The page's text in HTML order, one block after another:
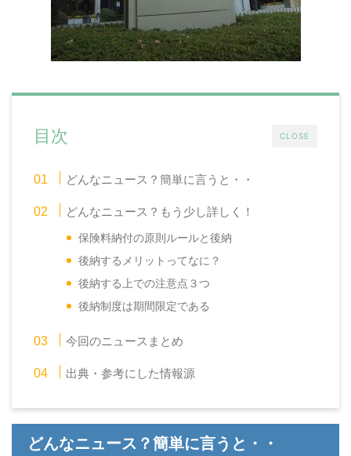
CLOSE
目次
どんなニュース？簡単に言うと・・
どんなニュース？もう少し詳しく！
保険料納付の原則ルールと後納
後納するメリットってなに？
後納する上での注意点３つ
後納制度は期間限定である
今回のニュースまとめ
出典・参考にした情報源
どんなニュース？簡単に言うと・・